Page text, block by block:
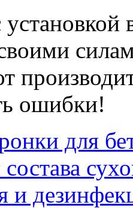
ошибки!
для
и